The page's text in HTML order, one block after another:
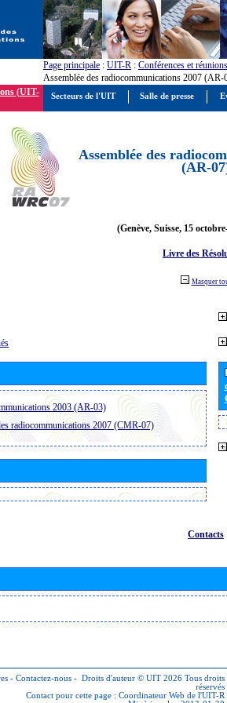
Page principale : UIT-R : Conférences et réunions
Assemblée des radiocommunications 2007 (AR-
(UIT-
Assemblée des
(AR-
(Genève, Suisse, 15
Livre des
Masquer
2003 (AR-03)
radiocommunications 2007 (CMR-07)
Contacts
- Contactez-nous - Droits d'auteur © UIT 2026 Tous droits
réservés
Contact pour cette page : Coordinateur Web de l'UIT-R
Secteurs de l'UIT Salle de presse